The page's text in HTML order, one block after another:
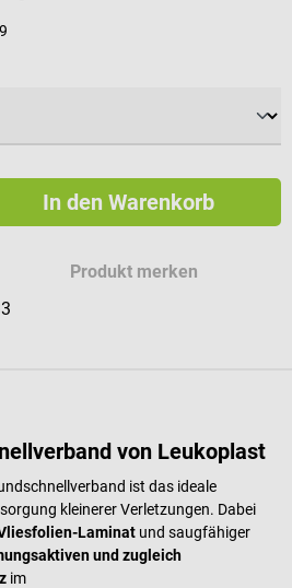
In den Warenkorb
Produkt merken
von Leukoplast
ist das ideale
kleinerer Verletzungen. Dabei
Laminat und saugfähiger
und zugleich
im